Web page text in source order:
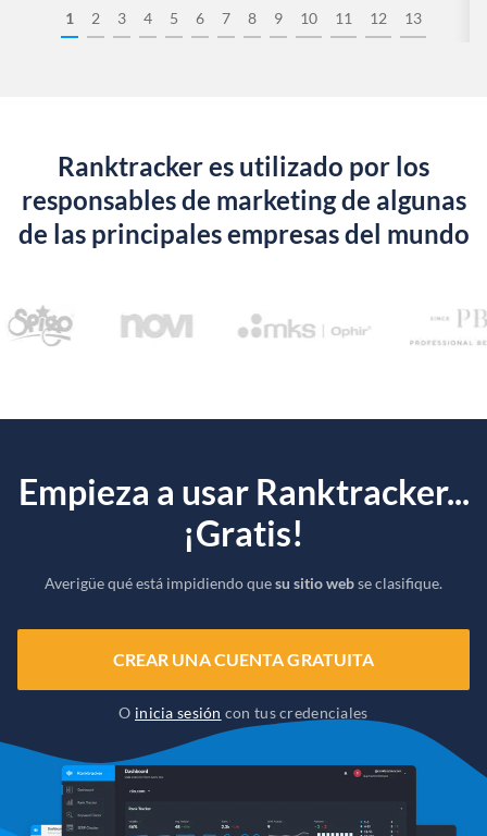
1 2 3 4 5 6 7 8 9 10 11 12 13
Ranktracker es utilizado por los
responsables de marketing de algunas
de las principales empresas del mundo
Empieza a usar Ranktracker...
¡Gratis!
Averigüe qué está impidiendo quesu sitio webse clasifique.
CREAR UNA CUENTA GRATUITA
O inicia sesión con tus credenciales